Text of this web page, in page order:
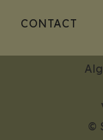
CONTACT
©